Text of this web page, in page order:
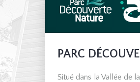
PARC
Situé dans la Vallée de